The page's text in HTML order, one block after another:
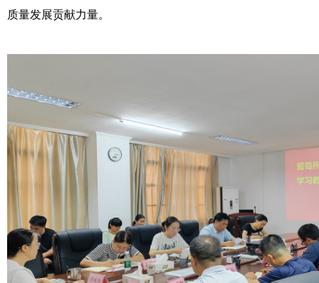
质量发展贡献力量。